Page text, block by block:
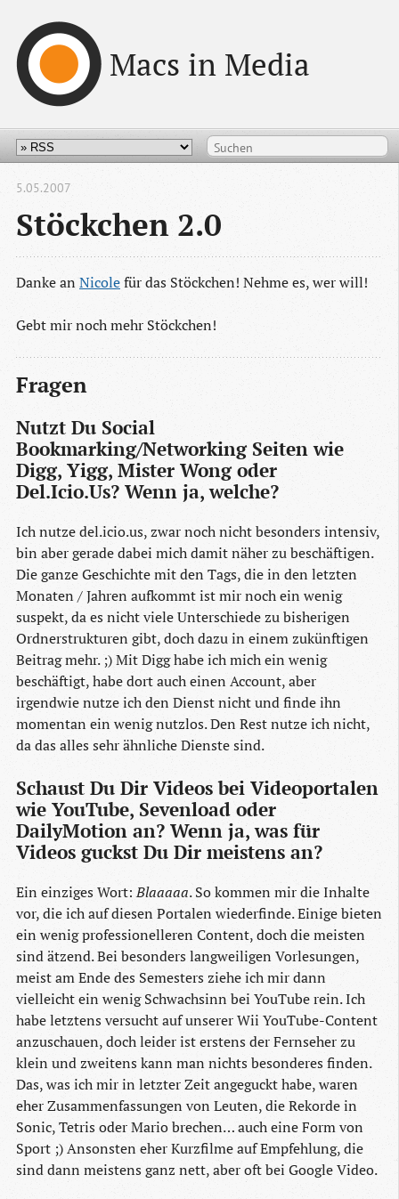
Macs in Media
Stöckchen 2.0
5.05.2007
Danke anNicolefür das Stöckchen! Nehme es, wer will!
Gebt mir noch mehr Stöckchen!
Fragen
Nutzt Du Social
Bookmarking/Networking Seiten wie
Digg, Yigg, Mister Wong oder
Del.Icio.Us? Wenn ja, welche?
Ich nutze del.icio.us, zwar noch nicht besonders intensiv,
bin aber gerade dabei mich damit näher zu beschäftigen.
Die ganze Geschichte mit den Tags, die in den letzten
Monaten / Jahren aufkommt ist mir noch ein wenig
suspekt, da es nicht viele Unterschiede zu bisherigen
Ordnerstrukturen gibt, doch dazu in einem zukünftigen
Beitrag mehr. ;) Mit Digg habe ich mich ein wenig
beschäftigt, habe dort auch einen Account, aber
irgendwie nutze ich den Dienst nicht und finde ihn
momentan ein wenig nutzlos. Den Rest nutze ich nicht,
da das alles sehr ähnliche Dienste sind.
Schaust Du Dir Videos bei Videoportalen
wie YouTube, Sevenload oder
DailyMotion an? Wenn ja, was für
Videos guckst Du Dir meistens an?
Ein einziges Wort:Blaaaaa. So kommen mir die Inhalte
vor, die ich auf diesen Portalen wiederfinde. Einige bieten
ein wenig professionelleren Content, doch die meisten
sind ätzend. Bei besonders langweiligen Vorlesungen,
meist am Ende des Semesters ziehe ich mir dann
vielleicht ein wenig Schwachsinn bei YouTube rein. Ich
habe letztens versucht auf unserer Wii YouTube-Content
anzuschauen, doch leider ist erstens der Fernseher zu
klein und zweitens kann man nichts besonderes finden.
Das, was ich mir in letzter Zeit angeguckt habe, waren
eher Zusammenfassungen von Leuten, die Rekorde in
Sonic, Tetris oder Mario brechen… auch eine Form von
Sport ;) Ansonsten eher Kurzfilme auf Empfehlung, die
sind dann meistens ganz nett, aber oft bei Google Video.